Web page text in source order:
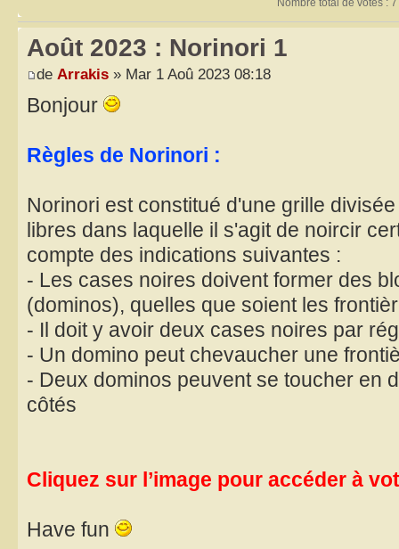
Nombre total de votes : 7
Août 2023 : Norinori 1
de Arrakis » Mar 1 Aoû 2023 08:18
Bonjour
Règles de Norinori :
Norinori est constitué d'une grille
libres dans laquelle il s'agit de noircir
compte des indications suivantes :
- Les cases noires doivent former des
(dominos), quelles que soient les
- Il doit y avoir deux cases noires par
- Un domino peut chevaucher une
- Deux dominos peuvent se toucher en
côtés
Cliquez sur l’image pour accéder à
Have fun